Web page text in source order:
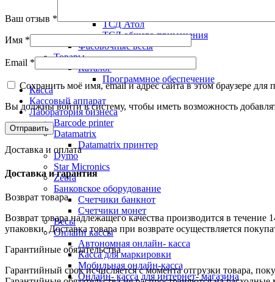
ТСД Атол
ТСД общего применения
Фасовочные весы
Товары
Каталог
Программное обеспечение
Касса
Кассовый аппарат
Лаборатория бизнеса
Barcode printer
Datamatrix
Datamatrix принтер
Dymo
Star Micronics
Zebra
Банковское оборудование
Счетчики банкнот
Счетчики монет
Весы
Онлайн кассы
Автономная онлайн- касса
Касса для маркировки
Мобильная онлайн-касса
Онлайн- касса для интернет- магазина
Ваш отзыв *
Имя *
Email *
Сохранить моё имя, email и адрес сайта в этом браузере
Вы должны войти в систему, чтобы иметь возможность
Доставка и оплата
Доставка и гарантия
Возврат товара
Возврат товара надлежащего качества производится в
упаковки. Доставка товара при возврате осуществляется
Гарантийные обязательства
Гарантийный срок исчисляется с момента отгрузки товара,